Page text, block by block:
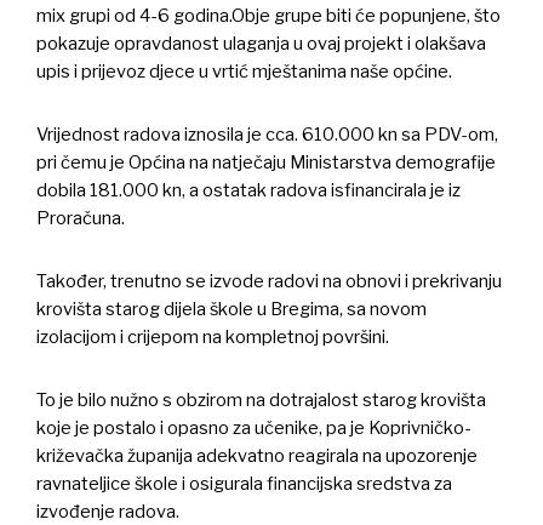
mix grupi od 4-6 godina.Obje grupe biti će popunjene, što
pokazuje opravdanost ulaganja u ovaj projekt i olakšava
upis i prijevoz djece u vrtić mještanima naše općine.
Vrijednost radova iznosila je cca. 610.000 kn sa PDV-om,
pri čemu je Općina na natječaju Ministarstva demografije
dobila 181.000 kn, a ostatak radova isfinancirala je iz
Proračuna.
Također, trenutno se izvode radovi na obnovi i prekrivanju
krovišta starog dijela škole u Bregima, sa novom
izolacijom i crijepom na kompletnoj površini.
To je bilo nužno s obzirom na dotrajalost starog krovišta
koje je postalo i opasno za učenike, pa je Koprivničko-
križevačka županija adekvatno reagirala na upozorenje
ravnateljice škole i osigurala financijska sredstva za
izvođenje radova.